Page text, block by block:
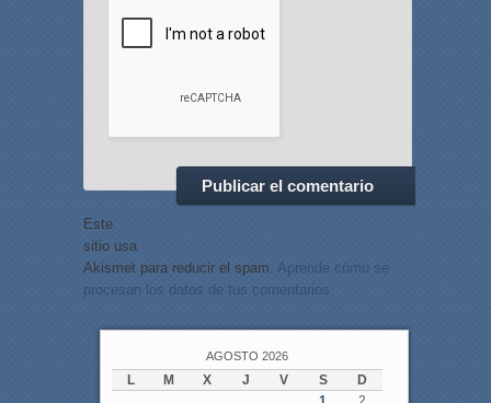
Este
sitio usa
Akismet para reducir el spam. Aprende cómo se
procesan los datos de tus comentarios.
AGOSTO 2026
L M X J V S
D